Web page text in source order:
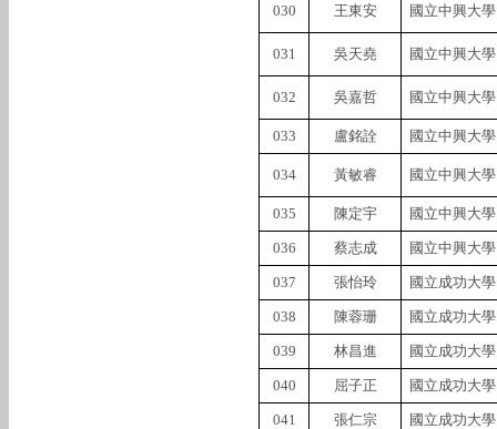
030 王東安 國立中興大學
031 吳天堯 國立中興大學
032 吳嘉哲 國立中興大學
033 盧銘詮 國立中興大學
034 黃敏睿 國立中興大學
035 陳定宇 國立中興大學
036 蔡志成 國立中興大學
037 張怡玲 國立成功大學
038 陳蓉珊 國立成功大學
039 林昌進 國立成功大學
040 屈子正 國立成功大學
041 張仁宗 國立成功大學